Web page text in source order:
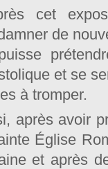
cet
de
et se
à tromper.
après avoir
Église
et après